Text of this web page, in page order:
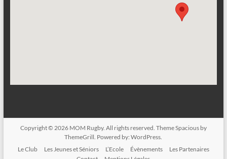
Copyright © 2026 MOM Rugby. All rights reserved. ThemeSpaciousby
ThemeGrill. Powered by:WordPress
Le Club
Les Jeunes et Séniors L’Ecole Évènements
Les Partenaires